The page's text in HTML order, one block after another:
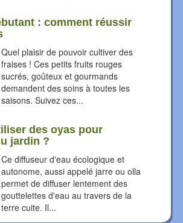
: comment réussir
Quel plaisir de pouvoir cultiver des
fraises ! Ces petits fruits rouges
sucrés, goûteux et gourmands
demandent des soins à toutes les
saisons. Suivez ces...
des oyas pour
jardin ?
Ce diffuseur d'eau écologique et
autonome, aussi appelé jarre ou olla
permet de diffuser lentement des
gouttelettes d'eau au travers de la
terre cuite. Il...